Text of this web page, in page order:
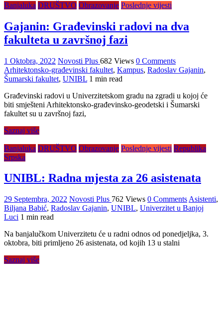
Banjaluka DRUŠTVO Obrazovanje Poslednje vijesti
Gajanin: Građevinski radovi na dva
fakulteta u završnoj fazi
1 Oktobra, 2022 Novosti Plus 682 Views 0 Comments
Arhitektonsko-građevinski fakultet, Kampus, Radoslav Gajanin,
Šumarski fakultet, UNIBL 1 min read
Građevinski radovi u Univerzitetskom gradu na zgradi u kojoj će
biti smješteni Arhitektonsko-građevinsko-geodetski i Šumarski
fakultet su u završnoj fazi,
Saznaj više
Banjaluka DRUŠTVO Obrazovanje Poslednje vijesti Republika
Srpska
UNIBL: Radna mjesta za 26 asistenata
29 Septembra, 2022 Novosti Plus 762 Views 0 Comments Asistenti,
Biljana Babić, Radoslav Gajanin, UNIBL, Univerzitet u Banjoj
Luci 1 min read
Na banjalučkom Univerzitetu će u radni odnos od ponedjeljka, 3.
oktobra, biti primljeno 26 asistenata, od kojih 13 u stalni
Saznaj više